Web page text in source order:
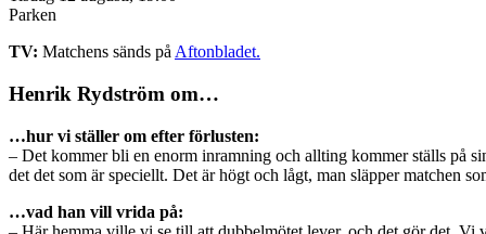
Parken
TV: Matchens sänds på Aftonbladet.
Henrik Rydström om…
…hur vi ställer om efter förlusten:
– Det kommer bli en enorm inramning och allting kommer ställs på
det det som är speciellt. Det är högt och lågt, man släpper matchen
…vad han vill vrida på: